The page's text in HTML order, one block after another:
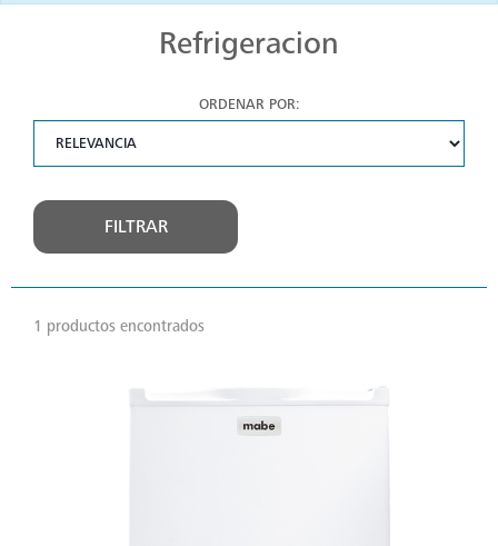
Refrigeracion
ORDENAR POR:
FILTRAR
1 productos encontrados